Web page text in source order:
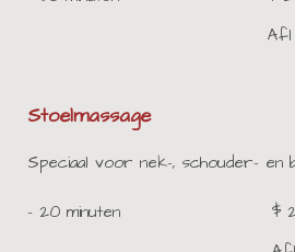
Afl
Stoelmassage
Speciaal voor nek-, schouder- en
- 20 minuten
$